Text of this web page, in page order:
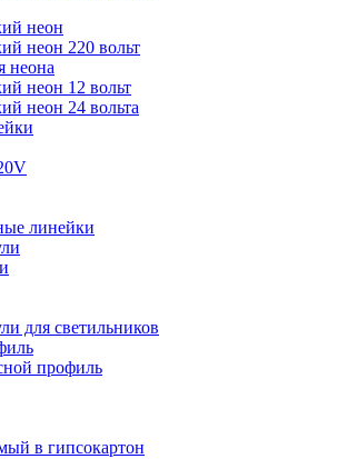
неон
неон 220 вольт
неона
неон 12 вольт
неон 24 вольта
линейки
для светильников
профиль
в гипсокартон